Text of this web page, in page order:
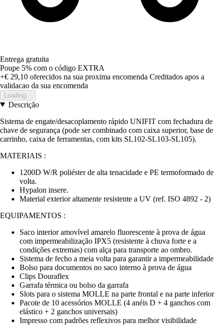
Entrega gratuita
Poupe 5% com o código EXTRA
+€ 29,10 oferecidos na sua proxima encomenda Creditados apos a
validacao da sua encomenda
Loading...
Descrição
Sistema de engate/desacoplamento rápido UNIFIT com fechadura de
chave de segurança (pode ser combinado com caixa superior, base de
carrinho, caixa de ferramentas, com kits SL102-SL103-SL105).
MATERIAIS :
1200D W/R poliéster de alta tenacidade e PE termoformado de
volta.
Hypalon insere.
Material exterior altamente resistente a UV (ref. ISO 4892 - 2)
EQUIPAMENTOS :
Saco interior amovível amarelo fluorescente à prova de água
com impermeabilização IPX5 (resistente à chuva forte e a
condições extremas) com alça para transporte ao ombro.
Sistema de fecho a meia volta para garantir a impermeabilidade
Bolso para documentos no saco interno à prova de água
Clips Douraflex
Garrafa térmica ou bolso da garrafa
Slots para o sistema MOLLE na parte frontal e na parte inferior
Pacote de 10 acessórios MOLLE (4 anéis D + 4 ganchos com
elástico + 2 ganchos universais)
Impresso com padrões reflexivos para melhor visibilidade